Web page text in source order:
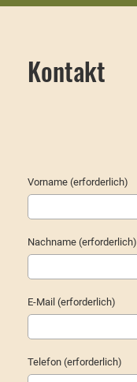
Kontakt
Vorname (erforderlich)
Nachname (erforderlich)
E-Mail (erforderlich)
Telefon (erforderlich)